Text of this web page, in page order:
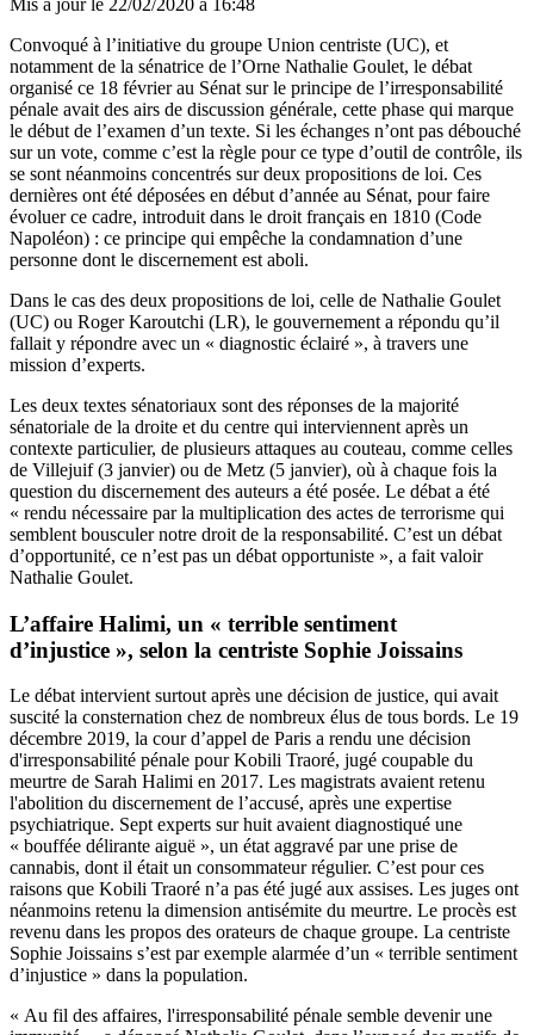
Convoqué à l’initiative du groupe Union centriste (UC), et
notamment de la sénatrice de l’Orne Nathalie Goulet, le débat
organisé ce 18 février au Sénat sur le principe de l’irresponsabilité
pénale avait des airs de discussion générale, cette phase qui marque
le début de l’examen d’un texte. Si les échanges n’ont pas débouché
sur un vote, comme c’est la règle pour ce type d’outil de contrôle, ils
se sont néanmoins concentrés sur deux propositions de loi. Ces
dernières ont été déposées en début d’année au Sénat, pour faire
évoluer ce cadre, introduit dans le droit français en 1810 (Code
Napoléon) : ce principe qui empêche la condamnation d’une
personne dont le discernement est aboli.
Dans le cas des deux propositions de loi, celle de Nathalie Goulet
(UC) ou Roger Karoutchi (LR), le gouvernement a répondu qu’il
fallait y répondre avec un « diagnostic éclairé », à travers une
mission d’experts.
Les deux textes sénatoriaux sont des réponses de la majorité
sénatoriale de la droite et du centre qui interviennent après un
contexte particulier, de plusieurs attaques au couteau, comme celles
de Villejuif (3 janvier) ou de Metz (5 janvier), où à chaque fois la
question du discernement des auteurs a été posée. Le débat a été
« rendu nécessaire par la multiplication des actes de terrorisme qui
semblent bousculer notre droit de la responsabilité. C’est un débat
d’opportunité, ce n’est pas un débat opportuniste », a fait valoir
Nathalie Goulet.
L’affaire Halimi, un « terrible sentiment
d’injustice », selon la centriste Sophie Joissains
Le débat intervient surtout après une décision de justice, qui avait
suscité la consternation chez de nombreux élus de tous bords. Le 19
décembre 2019, la cour d’appel de Paris a rendu une décision
d'irresponsabilité pénale pour Kobili Traoré, jugé coupable du
meurtre de Sarah Halimi en 2017. Les magistrats avaient retenu
l'abolition du discernement de l’accusé, après une expertise
psychiatrique. Sept experts sur huit avaient diagnostiqué une
« bouffée délirante aiguë », un état aggravé par une prise de
cannabis, dont il était un consommateur régulier. C’est pour ces
raisons que Kobili Traoré n’a pas été jugé aux assises. Les juges ont
néanmoins retenu la dimension antisémite du meurtre. Le procès est
revenu dans les propos des orateurs de chaque groupe. La centriste
Sophie Joissains s’est par exemple alarmée d’un « terrible sentiment
d’injustice » dans la population.
« Au fil des affaires, l'irresponsabilité pénale semble devenir une